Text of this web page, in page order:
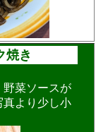
焼き
野菜ソースが
真より少し小